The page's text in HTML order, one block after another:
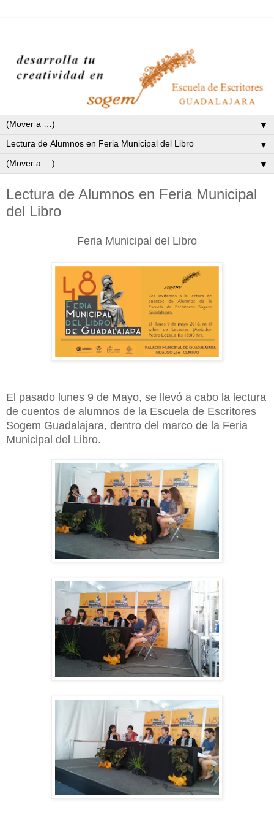
▼
▼
▼
Lectura de Alumnos en Feria Municipal
del Libro
Feria Municipal del Libro
El pasado lunes 9 de Mayo, se llevó a cabo la lectura
de cuentos de alumnos de la Escuela de Escritores
Sogem Guadalajara, dentro del marco de la Feria
Municipal del Libro.